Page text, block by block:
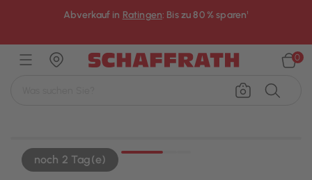
Abverkauf in Ratingen: Bis zu 80 % sparen¹
0
noch 2 Tag(e)